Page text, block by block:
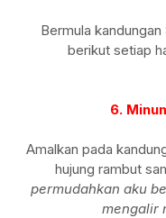
Bermula
berikut setiap
6.
Amalkan pada
hujung rambut
permudahkan aku
mengalir